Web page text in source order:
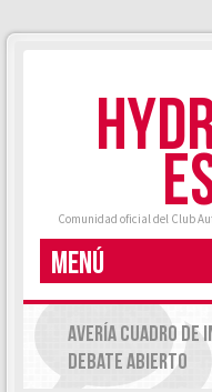
Comunidad oficial del Club
MENÚ
AVERÍA CUADRO DE
DEBATE ABIERTO